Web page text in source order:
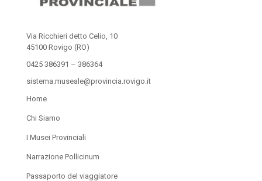
Via Ricchieri detto Celio, 10
45100 Rovigo (RO)
0425 386391 – 386364
sistema.museale@provincia.rovigo.it
Home
Chi Siamo
I Musei Provinciali
Narrazione Pollicinum
Passaporto del viaggiatore